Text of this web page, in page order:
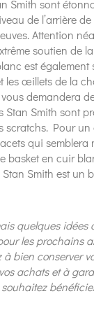
Smith sont
de l’arrière
Attention
soutien de
est également
les œillets de la
demandera
Stan Smith sont
scratchs. Pour
qui semblera
basket en cuir
Stan Smith est un
quelques idées
les prochains
à bien conserver
achats et à